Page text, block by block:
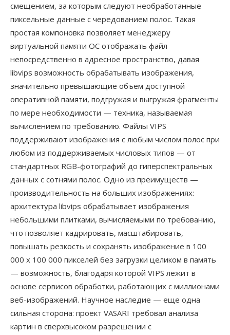
смещением, за которым следуют необработанные
пиксельные данные с чередованием полос. Такая
простая компоновка позволяет менеджеру
виртуальной памяти ОС отображать файл
непосредственно в адресное пространство, давая
libvips возможность обрабатывать изображения,
значительно превышающие объем доступной
оперативной памяти, подгружая и выгружая фрагменты
по мере необходимости — техника, называемая
вычислением по требованию. Файлы VIPS
поддерживают изображения с любым числом полос при
любом из поддерживаемых числовых типов — от
стандартных RGB-фотографий до гиперспектральных
данных с сотнями полос. Одно из преимуществ —
производительность на больших изображениях:
архитектура libvips обрабатывает изображения
небольшими плитками, вычисляемыми по требованию,
что позволяет кадрировать, масштабировать,
повышать резкость и сохранять изображение в 100
000 x 100 000 пикселей без загрузки целиком в память
— возможность, благодаря которой VIPS лежит в
основе сервисов обработки, работающих с миллионами
веб-изображений. Научное наследие — еще одна
сильная сторона: проект VASARI требовал анализа
картин в сверхвысоком разрешении с